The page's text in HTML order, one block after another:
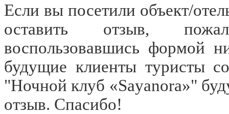
Если вы посетили объект/
оставить отзыв,
воспользовавшись формой
будущие клиенты туристы
"Ночной клуб «Sayanora»"
отзыв. Спасибо!